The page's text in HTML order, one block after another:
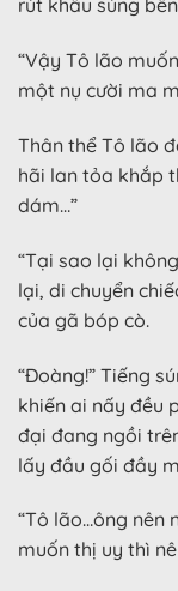
rút khẩu súng
“Vậy Tô lão
một nụ cười ma
Thân thể Tô lão
hãi lan tỏa khắp
dám…”
“Tại sao lại
lại, di chuyển
của gã bóp cò.
“Đoàng!” Tiếng
khiến ai nấy đều
đại đang ngồi
lấy đầu gối đầy
“Tô lão…ông nên
muốn thị uy thì